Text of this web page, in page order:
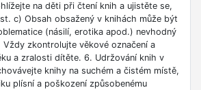
na děti při čtení knih a ujistěte se,
c) Obsah obsažený v knihách může být
(násilí, erotika apod.) nevhodný
zkontrolujte věkové označení a
a zralosti dítěte. 6. Udržování knih v
knihy na suchém a čistém místě,
plísní a poškození způsobenému